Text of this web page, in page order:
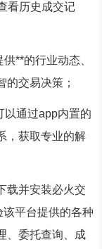
看历史成交记
**的行业动态、
交易决策；
以通过app内置的
，获取专业的解
载并安装必火交
平台提供的各种
、委托查询、成